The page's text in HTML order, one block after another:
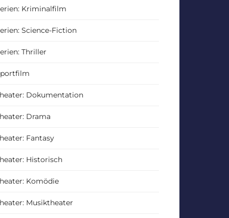
Kriminalfilm
Science-Fiction
Thriller
Dokumentation
Drama
Fantasy
Historisch
Komödie
Musiktheater